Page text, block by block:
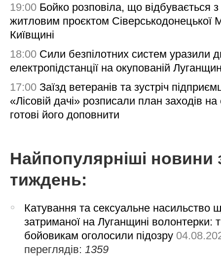
19:00 Бойко розповіла, що відбувається з
житловим проєктом Сіверськодонецької
Київщині
18:00 Сили безпілотних систем уразили
електропідстанції на окупованій
17:00 Заїзд ветеранів та зустріч
«Лісовій дачі» розписали план заходів на
готові його доповнити
Найпопулярніші новини
тиждень:
Катування та сексуальне насильство
затриманої на Луганщині волонтерки:
бойовикам оголосили підозру
переглядів:1359